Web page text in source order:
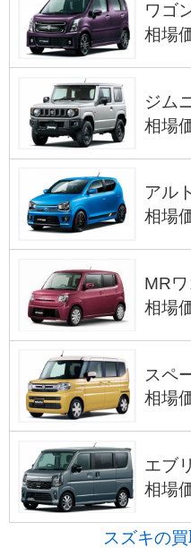
ワゴ
相場
ジム
相場
アル
相場
MR
相場
スペ
相場
エブ
相場
スズキの